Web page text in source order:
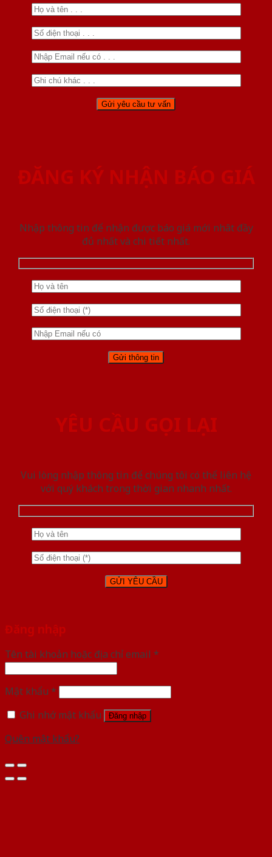
ĐĂNG KÝ NHẬN BÁO GIÁ
Nhập thông tin để nhận được báo giá mới nhât đầy
đủ nhất và chi tiết nhất.
YÊU CẦU GỌI LẠI
Vui lòng nhập thông tin để chúng tôi có thể liên hệ
với quý khách trong thời gian nhanh nhất.
Đăng nhập
Tên tài khoản hoặc địa chỉ email *
Mật khẩu *
Ghi nhớ mật khẩu
Đăng nhập
Quên mật khẩu?